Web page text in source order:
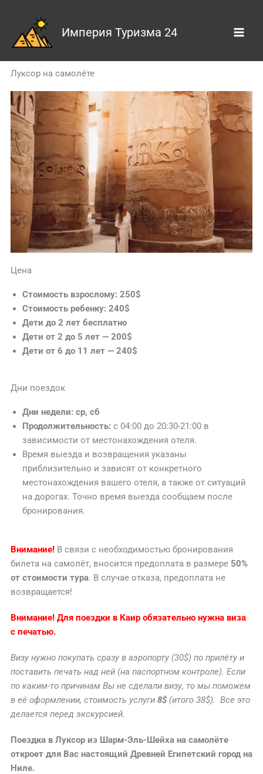
content
Империя Туризма 24
Луксор на самолёте
Цена
Стоимость взрослому: 250$
Стоимость ребенку: 240$
Дети до 2 лет бесплатно
Дети от 2 до 5 лет — 200$
Дети от 6 до 11 лет — 240$
Дни поездок
Дни недели: ср, сб
Продолжительность: с 04:00 до 20:30-21:00 в
зависимости от местонахождения отеля.
Время выезда и возвращения указаны
приблизительно и зависят от конкретного
местонахождения вашего отеля, а также от ситуаций
на дорогах. Точно время выезда сообщаем после
бронирования.
Внимание!В связи с необходимостью бронирования
билета на самолёт, вносится предоплата в размере 50%
от стоимости тура. В случае отказа, предоплата не
возвращается!
Внимание! Для поездки в Каир обязательно нужна виза
с печатью.
Визу нужно покупать сразу в аэропорту (30$) по прилёту и
поставить печать над ней (на паспортном контроле). Если
по каким-то причинам Вы не сделали визу, то мы поможем
в её оформлении, стоимость услуги 8$(итого 38$). Все это
делается перед экскурсией.
Поездка в Луксор из Шарм-Эль-Шейха на самолёте
откроет для Вас настоящий Древней Египетский город на
Ниле.